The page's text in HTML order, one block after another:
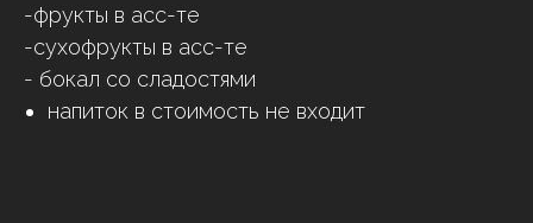
-фрукты в асс-те
-сухофрукты в асс-те
- бокал со сладостями
напиток в стоимость не входит